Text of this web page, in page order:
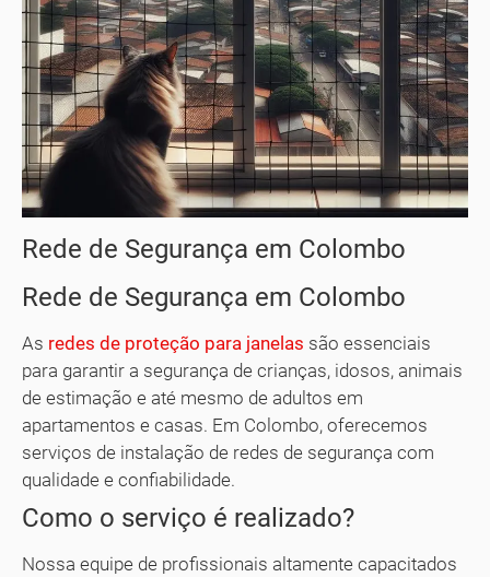
Rede de Segurança em Colombo
Rede de Segurança em Colombo
As redes de proteção para janelas são essenciais
para garantir a segurança de crianças, idosos, animais
de estimação e até mesmo de adultos em
apartamentos e casas. Em Colombo, oferecemos
serviços de instalação de redes de segurança com
qualidade e confiabilidade.
Como o serviço é realizado?
Nossa equipe de profissionais altamente capacitados